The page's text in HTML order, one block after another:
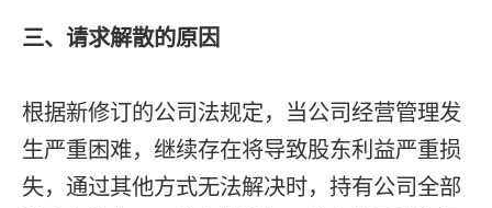
三、请求解散的原因
根据新修订的公司法规定，当公司经营管理发
生严重困难，继续存在将导致股东利益严重损
失，通过其他方式无法解决时，持有公司全部